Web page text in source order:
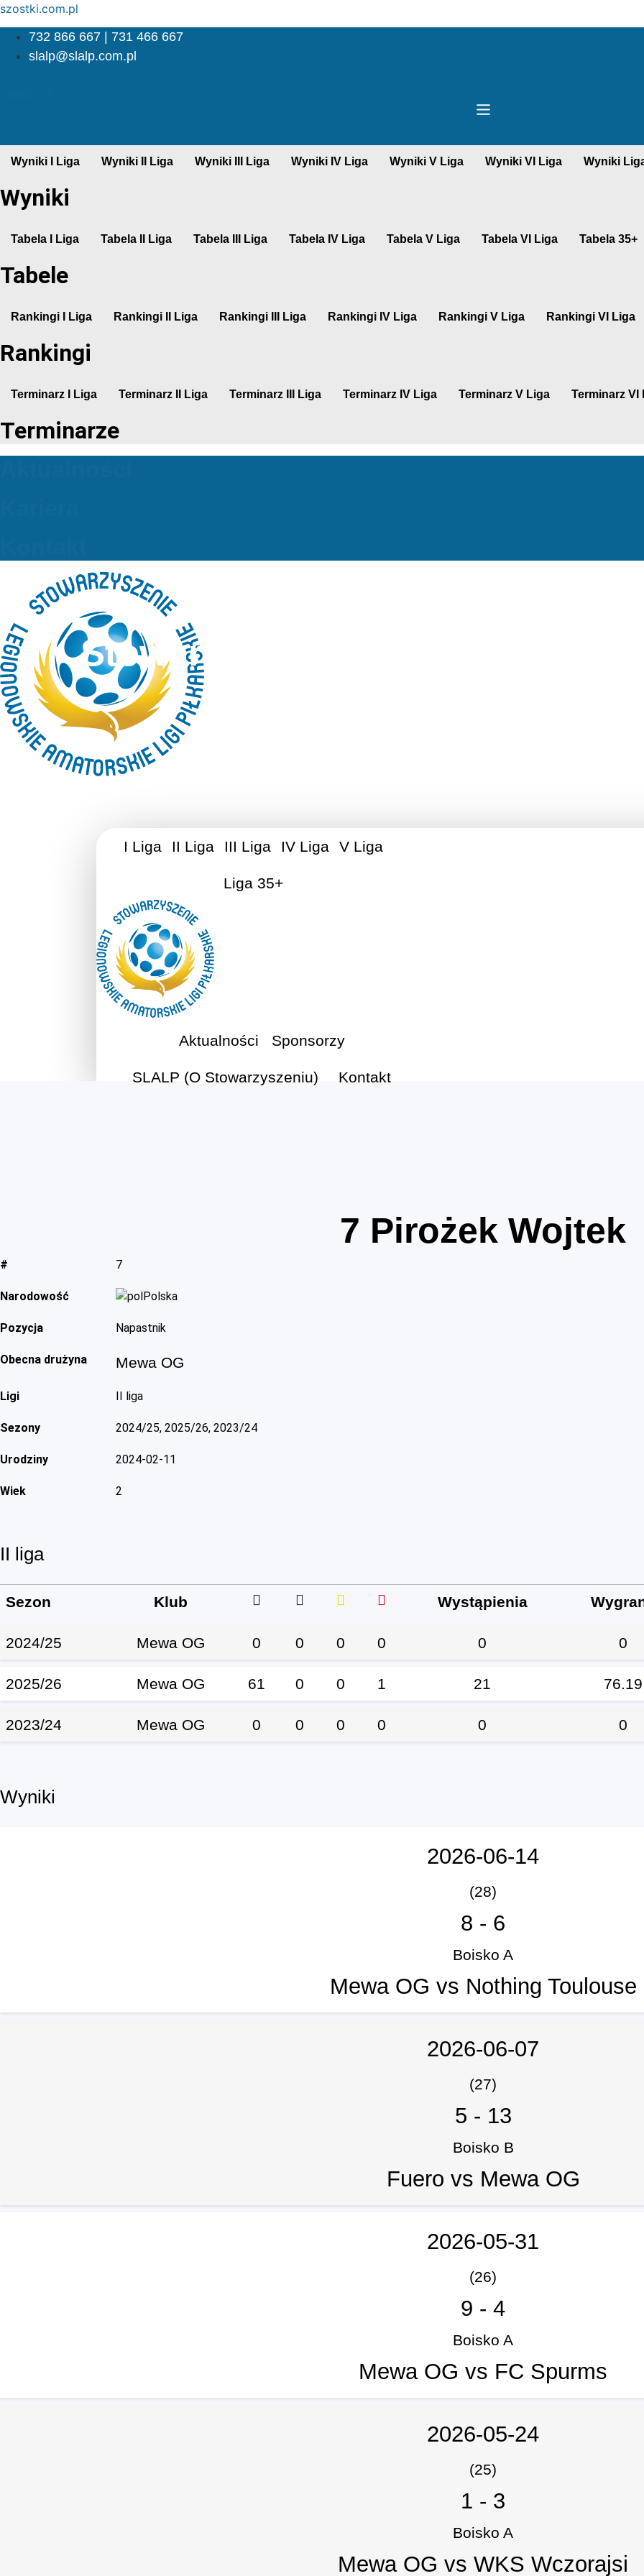
szostki.com.pl
732 866 667 | 731 466 667
slalp@slalp.com.pl
Wyniki I Liga Wyniki II Liga Wyniki III Liga Wyniki IV Liga Wyniki V Liga Wyniki VI Liga Wyniki
Wyniki
Tabela I Liga Tabela II Liga Tabela III Liga Tabela IV Liga Tabela V Liga Tabela VI Liga Tabela 35+
Tabele
Rankingi I Liga Rankingi II Liga Rankingi III Liga Rankingi IV Liga Rankingi V Liga Rankingi VI Liga
Rankingi
Terminarz I Liga Terminarz II Liga Terminarz III Liga Terminarz IV Liga Terminarz V Liga Terminarz VI
Terminarze
Stowarzyszenie Legionowskie
I Liga II Liga III Liga IV Liga V Liga
Liga 35+
Aktualności Sponsorzy
SLALP (O Stowarzyszeniu) Kontakt
7 Pirożek Wojtek
# 7
Narodowość Polska
Pozycja Napastnik
Obecna drużyna Mewa OG
Ligi II liga
Sezony 2024/25, 2025/26, 2023/24
Urodziny 2024-02-11
Wiek 2
II liga
Sezon Klub Wystąpienia
2024/25 Mewa OG 0 0 0 0 0 0
2025/26 Mewa OG 61 0 0 1 21 76.19
2023/24 Mewa OG 0 0 0 0 0 0
Wyniki
2026-06-14
(28)
8 - 6
Boisko A
Mewa OG vs Nothing Toulouse
2026-06-07
(27)
5 - 13
Boisko B
Fuero vs Mewa OG
2026-05-31
(26)
9 - 4
Boisko A
Mewa OG vs FC Spurms
2026-05-24
(25)
1 - 3
Boisko A
Mewa OG vs WKS Wczorajsi